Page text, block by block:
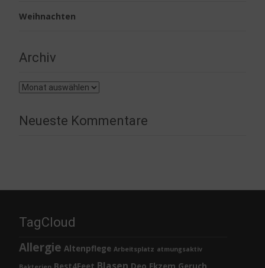
Weihnachten
Archiv
Archiv
Neueste Kommentare
TagCloud
Allergie Altenpflege Arbeitsplatz atmungsaktiv